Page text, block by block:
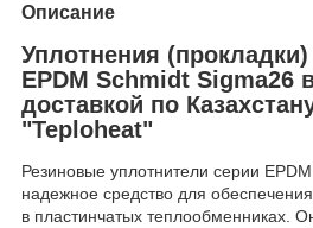
Описание
Уплотнения
EPDM Schmidt Sigma26
доставкой по
"Teploheat"
Резиновые уплотнители серии
надежное средство для
в пластинчатых теплообменниках.